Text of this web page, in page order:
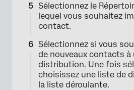
Sélectionnez le
lequel vous souhaitez
contact.
Sélectionnez si vous
de nouveaux contacts à
distribution. Une fois
choisissez une liste de
la liste déroulante.